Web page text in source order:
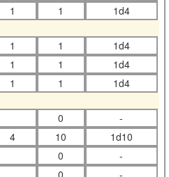
1 1
1d4
1 1
1d4
1 1
1d4
1 1
1d4
0
-
4 10
1d10
0
-